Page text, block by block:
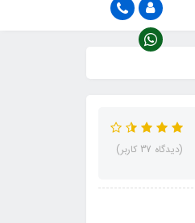
(دیدگاه 37 کاربر)